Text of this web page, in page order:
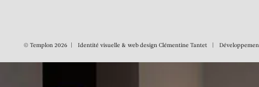
© Templon 2026 Identité visuelle & web design Clémentine Tantet